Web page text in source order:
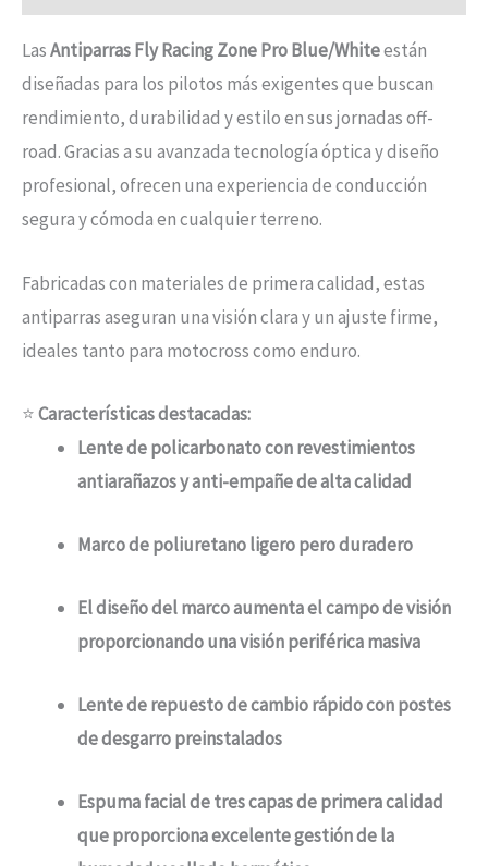
LasAntiparras Fly Racing Zone Pro Blue/Whiteestán
diseñadas para los pilotos más exigentes que buscan
rendimiento, durabilidad y estilo en sus jornadas off-
road. Gracias a su avanzada tecnología óptica y diseño
profesional, ofrecen una experiencia de conducción
segura y cómoda en cualquier terreno.
Fabricadas con materiales de primera calidad, estas
antiparras aseguran una visión clara y un ajuste firme,
ideales tanto para motocross como enduro.
⭐Características destacadas:
Lente de policarbonato con revestimientos
antiarañazos y anti-empañe de alta calidad
Marco de poliuretano ligero pero duradero
El diseño del marco aumenta el campo de visión
proporcionando una visión periférica masiva
Lente de repuesto de cambio rápido con postes
de desgarro preinstalados
Espuma facial de tres capas de primera calidad
que proporciona excelente gestión de la